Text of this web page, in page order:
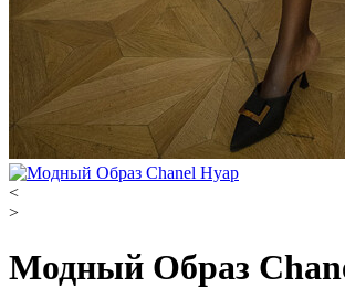
<
>
Модный Образ